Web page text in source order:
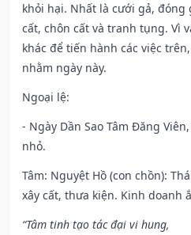
khỏi hại. Nhất là cưới gả,
cất, chôn cất và tranh tụng. Vì
khác để tiến hành các việc
nhằm ngày này.
Ngoại lệ:
- Ngày Dần Sao Tâm Đăng
nhỏ.
Tâm: Nguyệt Hồ (con chồn):
xây cất, thưa kiện. Kinh doanh
“Tâm tinh tạo tác đại vi hung,